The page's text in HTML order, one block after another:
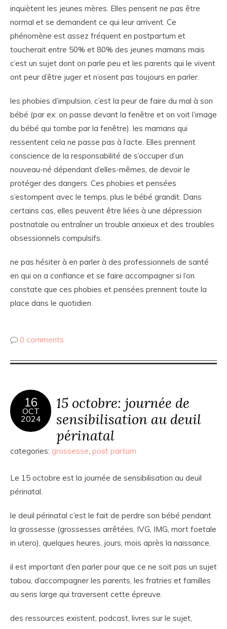
inquiètent les jeunes mères. Elles pensent ne pas être
normal et se demandent ce qui leur arrivent. Ce
phénomène est assez fréquent en postpartum et
toucherait entre 50% et 80% des jeunes mamans mais
c’est un sujet dont on parle peu et les parents qui le vivent
ont peur d’être juger et n’osent pas toujours en parler.
les phobies d’impulsion, c’est la peur de faire du mal à son
bébé (par ex: on passe devant la fenêtre et on voit l’image
du bébé qui tombe par la fenêtre). les mamans qui
ressentent cela ne passe pas à l’acte. Elles prennent
conscience de la responsabilité de s’occuper d’un
nouveau-né dépendant d’elles-mêmes, de devoir le
protéger des dangers. Ces phobies et pensées
s’estompent avec le temps, plus le bébé grandit. Dans
certains cas, elles peuvent être liées à une dépression
postnatale ou entraîner un trouble anxieux et des troubles
obsessionnels compulsifs.
ne pas hésiter à en parler à des professionnels de santé
en qui on a confiance et se faire accompagner si l’on
constate que ces phobies et pensées prennent toute la
place dans le quotidien.
0 comments
16
OCT
2024
15 octobre: journée de
sensibilisation au deuil
périnatal
categories: grossesse, post partum
Le 15 octobre est la journée de sensibilisation au deuil
périnatal.
le deuil périnatal c’est le fait de perdre son bébé pendant
la grossesse (grossesses arrêtées, IVG, IMG, mort foetale
in utero), quelques heures, jours, mois après la naissance.
il est important d’en parler pour que ce ne soit pas un sujet
tabou, d’accompagner les parents, les fratries et familles
au sens large qui traversent cette épreuve.
des ressources existent, podcast, livres sur le sujet,